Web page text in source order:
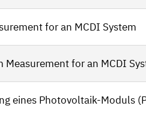
for an MCDI System
for an MCDI
eines Photovoltaik-Moduls